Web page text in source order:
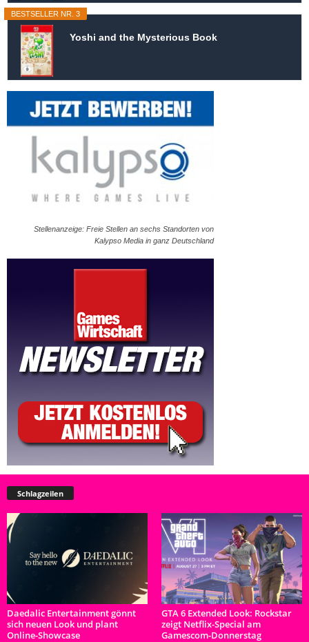
BESTSELLER NR. 3
Yoshi and the Mysterious Book
Stellenanzeige: Freie Stellen an sechs Standorten von
Kalypso Media in ganz Deutschland
Schlagzeilen
Daedalic Entertainment gönnt
sich neuen Look und plant
Online-Showcase
GTA 6 Extended Look: Rockstar
zeigt Netflix-Special am
Gamescom-Donnerstag